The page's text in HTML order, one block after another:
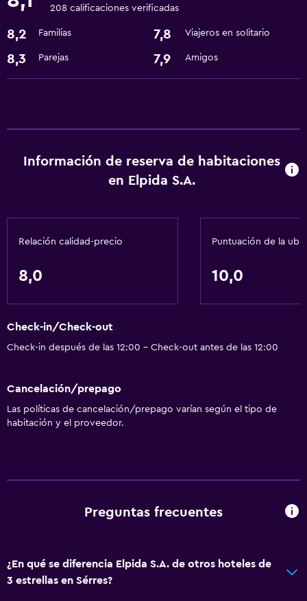
Accesibilidad y adecuación
Ascensor
208 calificaciones verificadas
8,2 Familias 7,8 Viajeros en solitario
8,3 Parejas 7,9 Amigos
Información de reserva de habitaciones
en Elpida S.A.
Relación calidad-precio
8,0
Puntuación de la
10,0
Check-in/Check-out
Check-in después de las 12:00 - Check-out antes de las 12:00
Cancelación/prepago
Las políticas de cancelación/prepago varían según el tipo de
habitación y el proveedor.
Preguntas frecuentes
¿En qué se diferencia Elpida S.A. de otros hoteles de
3 estrellas en Sérres?